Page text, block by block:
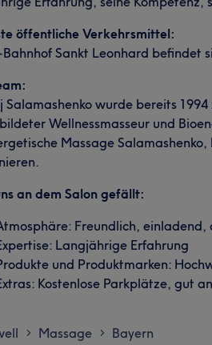
öffentliche Verkehrsmittel:
Sankt Leonhard befindet
Salamashenko wurde bereits
Wellnessmasseur und
Massage
an dem Salon gefällt:
Freundlich, einladend,
Langjährige Erfahrung
und Produktmarken:
Kostenlose Parkplätze, gut
> Massage > Bayern